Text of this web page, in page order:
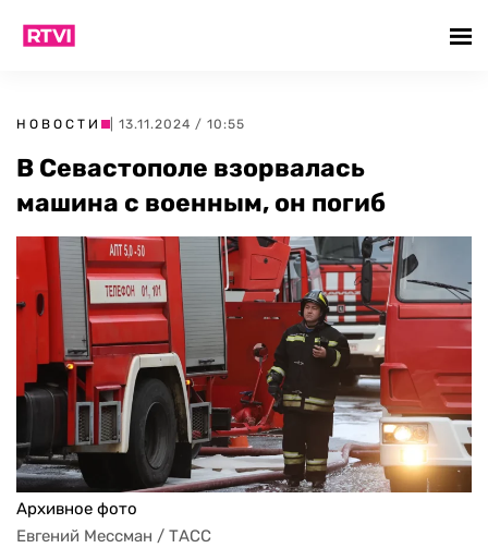
НОВОСТИ | 13.11.2024 / 10:55
В Севастополе взорвалась
машина с военным, он погиб
Архивное фото
Евгений Мессман / ТАСС